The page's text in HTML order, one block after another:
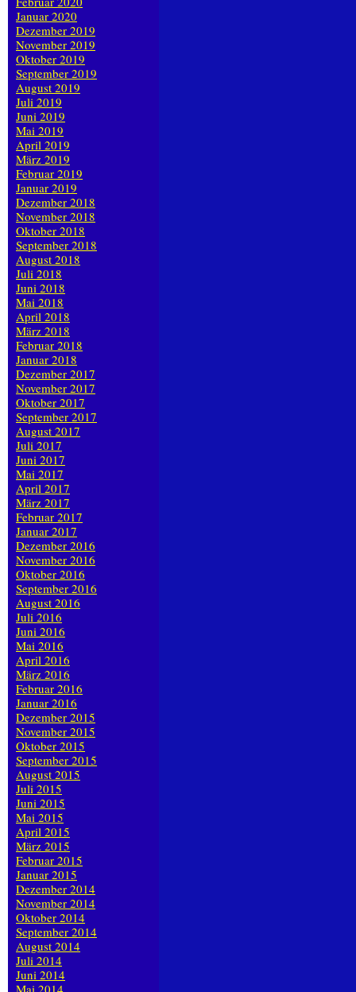
Januar 2020
Dezember 2019
November 2019
Oktober 2019
September 2019
August 2019
Juli 2019
Juni 2019
Mai 2019
April 2019
März 2019
Februar 2019
Januar 2019
Dezember 2018
November 2018
Oktober 2018
September 2018
August 2018
Juli 2018
Juni 2018
Mai 2018
April 2018
März 2018
Februar 2018
Januar 2018
Dezember 2017
November 2017
Oktober 2017
September 2017
August 2017
Juli 2017
Juni 2017
Mai 2017
April 2017
März 2017
Februar 2017
Januar 2017
Dezember 2016
November 2016
Oktober 2016
September 2016
August 2016
Juli 2016
Juni 2016
Mai 2016
April 2016
März 2016
Februar 2016
Januar 2016
Dezember 2015
November 2015
Oktober 2015
September 2015
August 2015
Juli 2015
Juni 2015
Mai 2015
April 2015
März 2015
Februar 2015
Januar 2015
Dezember 2014
November 2014
Oktober 2014
September 2014
August 2014
Juli 2014
Juni 2014
Mai 2014